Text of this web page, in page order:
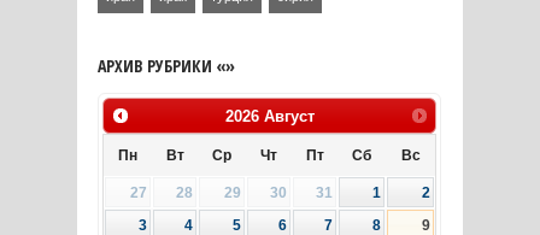
АРХИВ РУБРИКИ «»
2026 Август
Пн Вт Ср Чт Пт Сб Вс
27 28 29 30 31 1
2
3
4 5 6 7 8
9